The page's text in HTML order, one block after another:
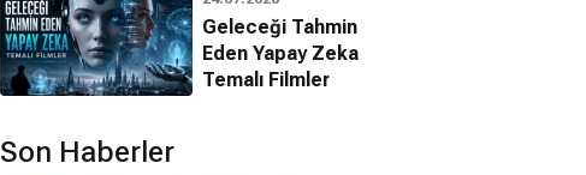
Vincent Price
Rose Stradner
Filmleri
Geleceği Tahmin
Eden Yapay Zeka
Temalı Filmler
Son Haberler